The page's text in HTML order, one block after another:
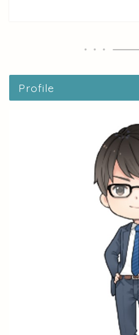
Profile